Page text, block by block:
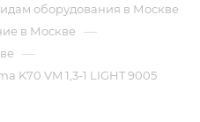
оборудования в Москве
в Москве —
—
K70 VM 1,3-1 LIGHT 9005